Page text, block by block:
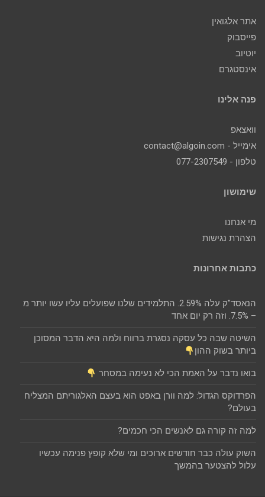
אתר אלגואין
פייסבוק
יוטיוב
אינסטגרם
פנה אלינו
וואצאפ
אימייל - contact@algoin.com
טלפון - 077-2307549
שימושון
מי אנחנו
הצהרת נגישות
כתבות אחרונות
הנאסד"ק עלה 2.59%. התלמידים שלנו שפועלים עליו עשו יותר מ
– 7.5%. וזה רק יום אחד
השיטה שבה כל עסקה נסגרת ברווח ולמה היא הדבר המסוכן
ביותר בשוק ההון
בואו נדבר על האמת הכי לא נעימה במסחר
הפרדוקס הגדול: למה וורן באפט הוא בעצם האלגוריתם המצליח
בעולם?
למה זה קורה גם לאנשים הכי חכמים?
השוק עולה כבר חודשים ארוכים ומי שלא קופץ פנימה עכשיו
עלול להצטער בהמשך